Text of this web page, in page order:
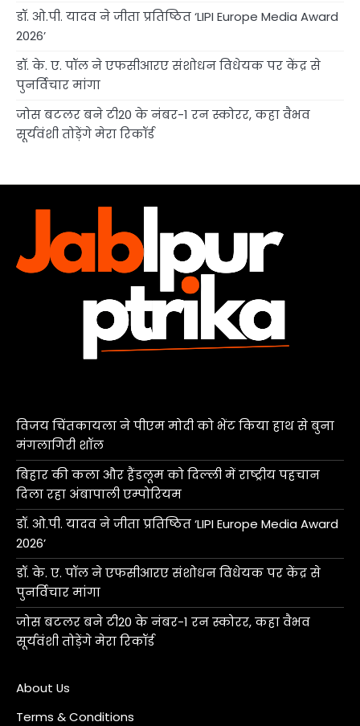
डॉ. ओ.पी. यादव ने जीता प्रतिष्ठित ‘LIPI Europe Media Award
2026’
डॉ. के. ए. पॉल ने एफसीआरए संशोधन विधेयक पर केंद्र से
पुनर्विचार मांगा
जोस बटलर बने टी20 के नंबर-1 रन स्कोरर, कहा वैभव
सूर्यवंशी तोड़ेंगे मेरा रिकॉर्ड
विजय चिंतकायला ने पीएम मोदी को भेंट किया हाथ से बुना
मंगलागिरी शॉल
बिहार की कला और हैंडलूम को दिल्ली में राष्ट्रीय पहचान
दिला रहा अंबापाली एम्पोरियम
डॉ. ओ.पी. यादव ने जीता प्रतिष्ठित ‘LIPI Europe Media Award
2026’
डॉ. के. ए. पॉल ने एफसीआरए संशोधन विधेयक पर केंद्र से
पुनर्विचार मांगा
जोस बटलर बने टी20 के नंबर-1 रन स्कोरर, कहा वैभव
सूर्यवंशी तोड़ेंगे मेरा रिकॉर्ड
About Us
Terms & Conditions